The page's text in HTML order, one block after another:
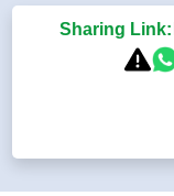
Sharing Link: